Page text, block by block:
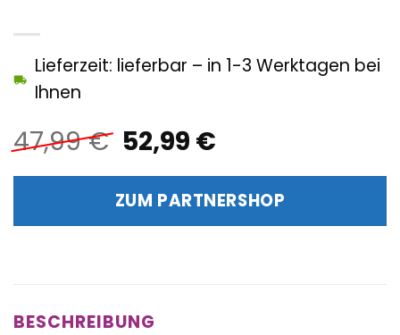
47,99€ Ursprünglicher
Preis
war:
47,99 €
52,99 €Aktueller
ist:
52,99 €.
Lieferzeit: lieferbar – in 1-3 Werktagen bei
Ihnen
ZUM PARTNERSHOP
BESCHREIBUNG